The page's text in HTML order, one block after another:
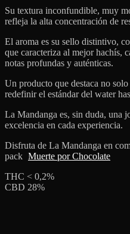
Su textura inconfundible, muy
refleja la alta concentración de
El aroma es su sello distintivo,
que caracteriza al mejor hachís,
notas profundas y auténticas.
Un producto que destaca no
redefinir el estándar del water
La Mandanga es, sin duda, una
excelencia en cada experiencia.
Disfruta de La Mandanga en
pack Muerte por Chocolate
THC < 0,2%
CBD 28%